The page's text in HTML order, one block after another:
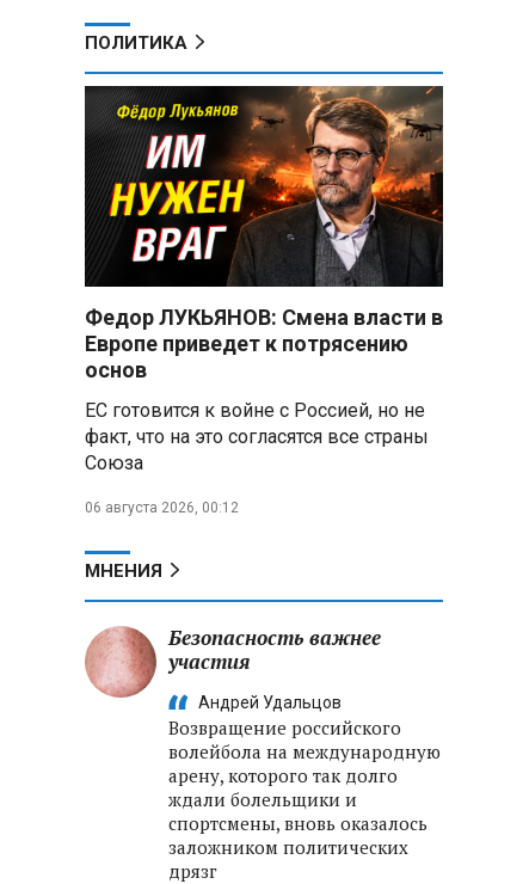
ПОЛИТИКА
Федор ЛУКЬЯНОВ: Смена власти в
Европе приведет к потрясению
основ
ЕС готовится к войне с Россией, но не
факт, что на это согласятся все страны
Союза
06 августа 2026, 00:12
МНЕНИЯ
Безопасность важнее
участия
Андрей Удальцов
Возвращение российского
волейбола на международную
арену, которого так долго
ждали болельщики и
спортсмены, вновь оказалось
заложником политических
дрязг